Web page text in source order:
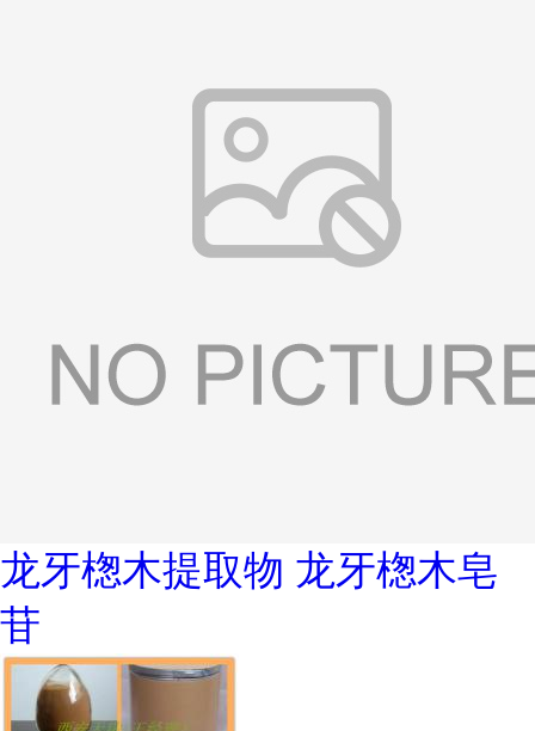
龙牙楤木提取物 龙牙楤木皂
苷